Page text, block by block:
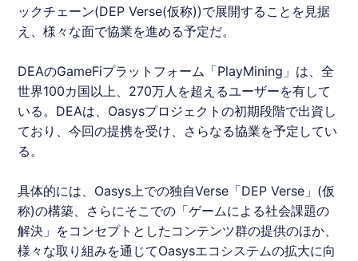
ックチェーン(DEP Verse(仮称))で展開することを見据
え、様々な面で協業を進める予定だ。
DEAのGameFiプラットフォーム「PlayMining」は、全
世界100カ国以上、270万人を超えるユーザーを有して
いる。 DEAは、 Oasysプロジェクトの初期段階で出資し
ており、今回の提携を受け、さらなる協業を予定してい
る。
具体的には、 Oasys 上での独自Verse「DEP Verse」(仮
称)の構築、さらにそこでの「ゲームによる社会課題の
解決」をコンセプトとしたコンテンツ群の提供のほか、
様々な取り組みを通じてOasysエコシステムの拡大に向